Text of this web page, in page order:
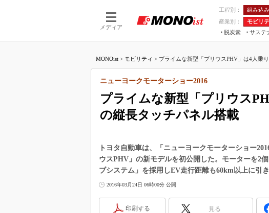
メディア
工程別： 組み込
産業別：
モビリ
脱炭素
サステ
つながる工場AI×設備保全
MONOist > モビリティ > プライムな新型「プリウスPHV」は4人乗り
プライムな新型「プリウス
の縦長タッチパネル搭載
ニューヨークモーターショー2016
トヨタ自動車は、「ニューヨークモーターショー
ウスPHV」の新モデルを初公開した。モーターを2
ブシステム」を採用しEV走行距離も60km以上に引
2016年03月24日 06時00分 公開
印刷する 見る